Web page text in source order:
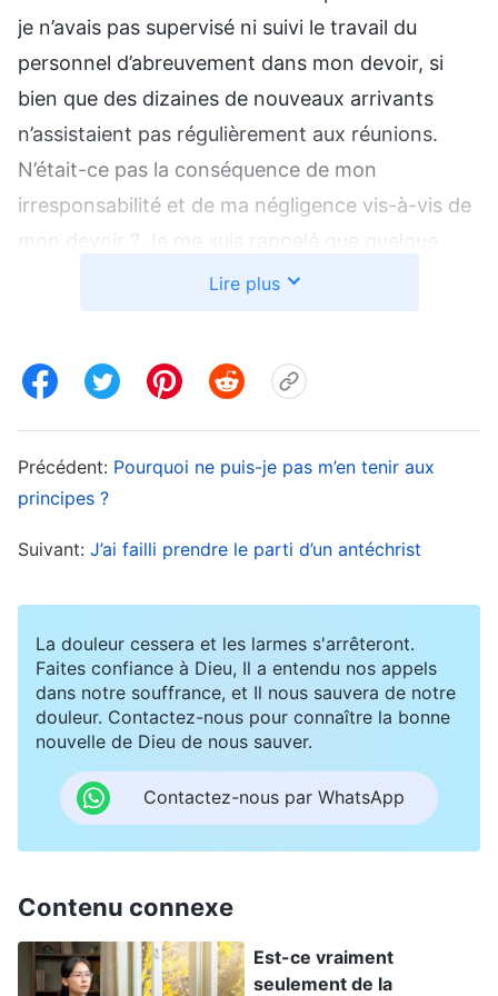
je n’avais pas supervisé ni suivi le travail du
personnel d’abreuvement dans mon devoir, si
bien que des dizaines de nouveaux arrivants
n’assistaient pas régulièrement aux réunions.
N’était-ce pas la conséquence de mon
irresponsabilité et de ma négligence vis-à-vis de
mon devoir ? Je me suis rappelé que quelque
temps plus tôt, j’avais appris que le personnel
nouveaux arrivants, quand quelques séances
affirmaient que c’était trop dur et ne voulaient
pas faire l’effort d’abreuver les nouveaux
temps pour résoudre ces problèmes, si bien que
régulièrement aux réunions diminuait sans arrêt.
Mon dirigeant m’avait traitée parce que j’étais
irresponsable dans mon devoir, et il avait raison.
Pourquoi ne montrais-je même pas la moindre
acceptation, la moindre obéissance, et pourquoi
ne cessais-je de discuter et de me justifier ?
N’étais-je pas déraisonnable ? À cette pensée, j’ai
énorme erreur, mais je n’étais toujours pas
disposée à assumer cette responsabilité. Comme
une idiote, je cherchais des excuses, je me
Lire plus
Précédent: Pourquoi ne puis-je pas m’en tenir aux
principes ?
Suivant: J’ai failli prendre le parti d’un antéchrist
La douleur cessera et les larmes s'arrêteront.
Faites confiance à Dieu, Il a entendu nos appels
dans notre souffrance, et Il nous sauvera de notre
douleur. Contactez-nous pour connaître la bonne
nouvelle de Dieu de nous sauver.
Contactez-nous par WhatsApp
Contenu connexe
Est-ce vraiment
seulement de la